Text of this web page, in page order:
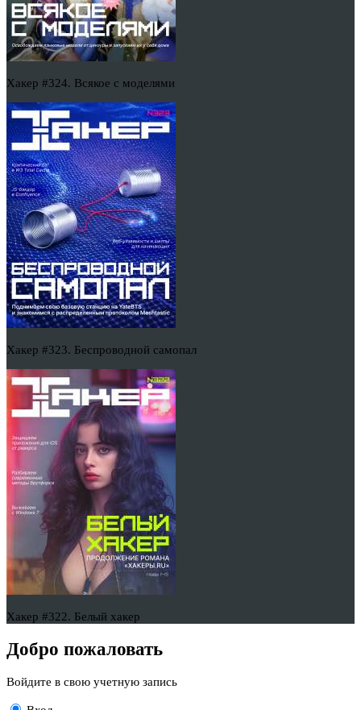
Хакер #324. Всякое с моделями
Хакер #323. Беспроводной самопал
Хакер #322. Белый хакер
Добро пожаловать
Войдите в свою учетную запись